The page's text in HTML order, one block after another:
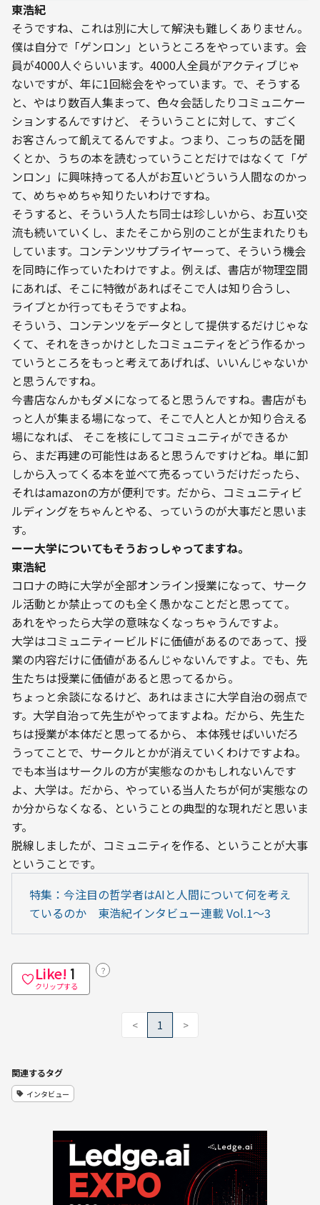
東浩紀
そうですね、これは別に大して解決も難しくありません。
僕は自分で「ゲンロン」というところをやっています。会
員が4000人ぐらいいます。4000人全員がアクティブじゃ
ないですが、年に1回総会をやっています。で、そうする
と、やはり数百人集まって、色々会話したりコミュニケー
ションするんですけど、 そういうことに対して、すごく
お客さんって飢えてるんですよ。つまり、こっちの話を聞
くとか、うちの本を読むっていうことだけではなくて「ゲ
ンロン」に興味持ってる人がお互いどういう人間なのかっ
て、めちゃめちゃ知りたいわけですね。
そうすると、そういう人たち同士は珍しいから、お互い交
流も続いていくし、またそこから別のことが生まれたりも
しています。コンテンツサプライヤーって、そういう機会
を同時に作っていたわけですよ。例えば、書店が物理空間
にあれば、そこに特徴があればそこで人は知り合うし、
ライブとか行ってもそうですよね。
そういう、コンテンツをデータとして提供するだけじゃな
くて、それをきっかけとしたコミュニティをどう作るかっ
ていうところをもっと考えてあげれば、いいんじゃないか
と思うんですね。
今書店なんかもダメになってると思うんですね。書店がも
っと人が集まる場になって、そこで人と人とか知り合える
場になれば、 そこを核にしてコミュニティができるか
ら、まだ再建の可能性はあると思うんですけどね。単に卸
しから入ってくる本を並べて売るっていうだけだったら、
それはamazonの方が便利です。だから、コミュニティビ
ルディングをちゃんとやる、っていうのが大事だと思いま
す。
ーー大学についてもそうおっしゃってますね。
東浩紀
コロナの時に大学が全部オンライン授業になって、サーク
ル活動とか禁止ってのも全く愚かなことだと思ってて。
あれをやったら大学の意味なくなっちゃうんですよ。
大学はコミュニティービルドに価値があるのであって、授
業の内容だけに価値があるんじゃないんですよ。でも、先
生たちは授業に価値があると思ってるから。
ちょっと余談になるけど、あれはまさに大学自治の弱点で
す。大学自治って先生がやってますよね。だから、先生た
ちは授業が本体だと思ってるから、 本体残せばいいだろ
うってことで、サークルとかが消えていくわけですよね。
でも本当はサークルの方が実態なのかもしれないんです
よ、大学は。だから、やっている当人たちが何が実態なの
か分からなくなる、ということの典型的な現れだと思いま
す。
脱線しましたが、コミュニティを作る、ということが大事
ということです。
特集：今注目の哲学者はAIと人間について何を考え
ているのか　東浩紀インタビュー連載 Vol.1～3
Like! 1
クリップする
？
< 1 >
関連するタグ
インタビュー